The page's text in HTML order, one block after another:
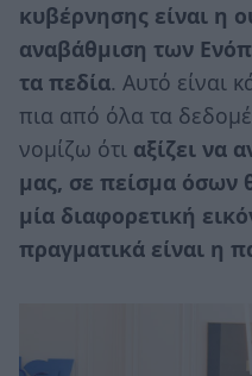
κυβέρνησης είναι η
αναβάθμιση των
τα πεδία. Αυτό είναι
πια από όλα τα
νομίζω ότι αξίζει να
μας, σε πείσμα όσων
μία διαφορετική
πραγματικά είναι η